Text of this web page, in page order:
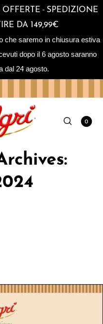
- SPEDIZIONE
DA 149,99€
che saremo in chiusura estiva
dopo il 6 agosto saranno
dal 24 agosto.
0